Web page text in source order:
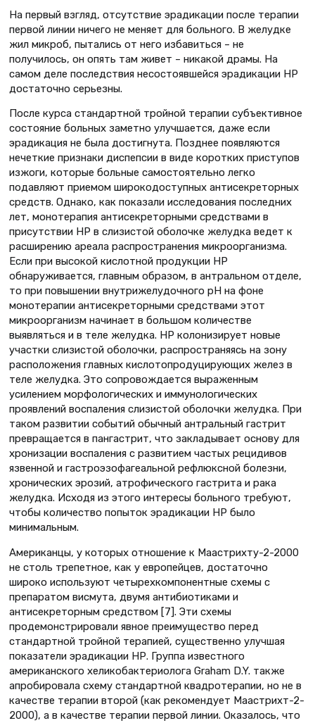
На первый взгляд, отсутствие эрадикации после терапии
первой линии ничего не меняет для больного. В желудке
жил микроб, пытались от него избавиться – не
получилось, он опять там живет – никакой драмы. На
самом деле последствия несостоявшейся эрадикации НР
достаточно серьезны.
После курса стандартной тройной терапии субъективное
состояние больных заметно улучшается, даже если
эрадикация не была достигнута. Позднее появляются
нечеткие признаки диспепсии в виде коротких приступов
изжоги, которые больные самостоятельно легко
подавляют приемом широкодоступных антисекреторных
средств. Однако, как показали исследования последних
лет, монотерапия антисекреторными средствами в
присутствии НР в слизистой оболочке желудка ведет к
расширению ареала распространения микроорганизма.
Если при высокой кислотной продукции НР
обнаруживается, главным образом, в антральном отделе,
то при повышении внутрижелудочного рН на фоне
монотерапии антисекреторными средствами этот
микроорганизм начинает в большом количестве
выявляться и в теле желудка. НР колонизирует новые
участки слизистой оболочки, распространяясь на зону
расположения главных кислотопродуцирующих желез в
теле желудка. Это сопровождается выраженным
усилением морфологических и иммунологических
проявлений воспаления слизистой оболочки желудка. При
таком развитии событий обычный антральный гастрит
превращается в пангастрит, что закладывает основу для
хронизации воспаления с развитием частых рецидивов
язвенной и гастроэзофагеальной рефлюксной болезни,
хронических эрозий, атрофического гастрита и рака
желудка. Исходя из этого интересы больного требуют,
чтобы количество попыток эрадикации НР было
минимальным.
Американцы, у которых отношение к Маастрихту-2-2000
не столь трепетное, как у европейцев, достаточно
широко используют четырехкомпонентные схемы с
препаратом висмута, двумя антибиотиками и
антисекреторным средством [7]. Эти схемы
продемонстрировали явное преимущество перед
стандартной тройной терапией, существенно улучшая
показатели эрадикации НР. Группа известного
американского хеликобактериолога Graham D.Y. также
апробировала схему стандартной квадротерапии, но не в
качестве терапии второй (как рекомендует Маастрихт-2-
2000), а в качестве терапии первой линии. Оказалось, что